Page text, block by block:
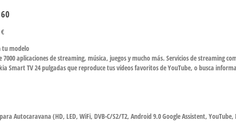
tu modelo
aplicaciones de streaming, música, juegos y mucho más. Servicios de streaming
Smart TV 24 pulgadas que reproduce tus vídeos favoritos de YouTube, o busca
Autocaravana (HD, LED, WiFi, DVB-C/S2/T2, Android 9.0 Google Assistent,